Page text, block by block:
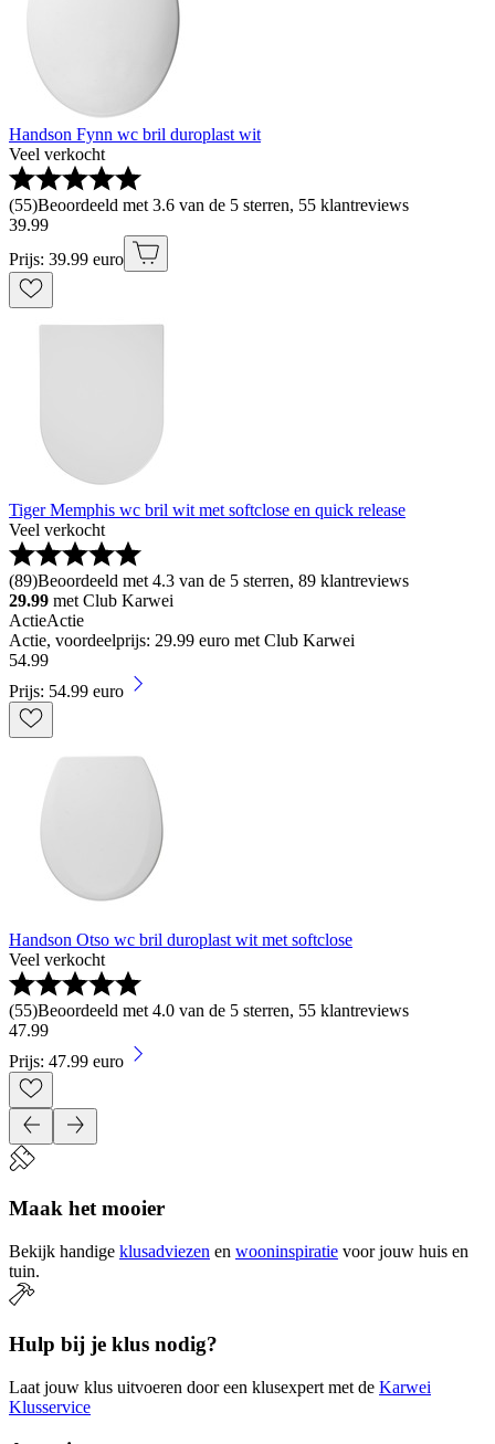
Handson Fynn wc bril duroplast wit
Veel verkocht
(55)Beoordeeld met 3.6 van de 5 sterren, 55 klantreviews
39.99
Prijs: 39.99 euro
Tiger Memphis wc bril wit met softclose en quick release
Veel verkocht
(89)Beoordeeld met 4.3 van de 5 sterren, 89 klantreviews
29.99 met Club Karwei
ActieActie
Actie, voordeelprijs: 29.99 euro met Club Karwei
54.99
Prijs: 54.99 euro
Handson Otso wc bril duroplast wit met softclose
Veel verkocht
(55)Beoordeeld met 4.0 van de 5 sterren, 55 klantreviews
47.99
Prijs: 47.99 euro
Maak het mooier
Bekijk handige klusadviezen en wooninspiratie voor jouw huis en
tuin.
Hulp bij je klus nodig?
Laat jouw klus uitvoeren door een klusexpert met de Karwei
Klusservice